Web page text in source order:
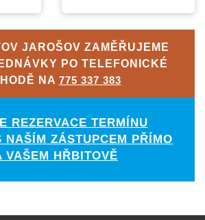
JAROŠOV ZAMĚŘUJEME
PO TELEFONICKÉ
NA 775 337 383
REZERVACE TERMÍNU
NAŠÍM ZÁSTUPCEM PŘÍMO
VAŠEM HŘBITOVĚ